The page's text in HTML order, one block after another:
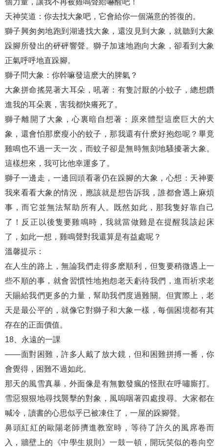
個力量，讓我不再被雞鳴聲給嚇醒吧！
天神笑道：你去找大象吧，它會給你一個滿意的答復的。
獅子興匆匆地跑到湖邊找大象，還沒見到大象，就聽到大象
跺腳所發出的砰砰響聲。獅子加速地跑向大象，卻看到大象
正氣呼呼地直跺腳。
獅子問大象：你幹嘛發這麽大的脾氣？
大象拼命搖晃著大耳朵，吼著：有隻討厭的小蚊子，總想鑽
進我的耳朵裏，害我都快癢死了。
獅子離開了大象，心裏暗自想著：原來體型這麽巨大的大
象，還會怕那麽瘦小的蚊子，那我還有什麽好抱怨呢？畢竟
雞鳴也不過一天一次，而蚊子卻是無時無刻地騷擾著大象。
這樣想來，我可比他幸運多了。
獅子一邊走，一邊回頭看著仍在跺腳的大象，心想：天神要
我來看看大象的情況，應該就是想告訴我，誰都會遇上麻煩
事，而它並無法幫助所有人。既然如此，那我隻好靠自己
了！反正以後隻要雞鳴時，我就當做雞是在提醒我該起床
了，如此一想，雞鳴聲對我還算是有益處呢？
溫馨提示：
在人生的路上，無論我們走得多麽順利，但隻要稍微遇上一
些不順的事，就會習慣性地抱怨老天虧待我們，進而祈求老
天賜給我們更多的力量，幫助我們度過難關。但實際上，老
天是最公平的，就像它對獅子和大象一樣，每個困境都有其
存在的正面價值。
18、永遠的一課
——面對困難，許多人戴了放大鏡，但和困難拼搏一番，你
會覺得，困難不過如此。
那天的風雪真暴，外面像是有無數發瘋的怪獸在呼嘯廝打。
雪惡狠狠地尋找襲擊的對象，風嗚咽著四處搜尋。大家都在
喊冷，讀書的心思似乎已被凍住了，一屋的跺腳聲。
鼻頭紅紅的歐陽老師擠進教室時，等待了許久的風席卷而
入，牆壁上的《中學生規則》一鼓一頓，開玩笑似的卷向空